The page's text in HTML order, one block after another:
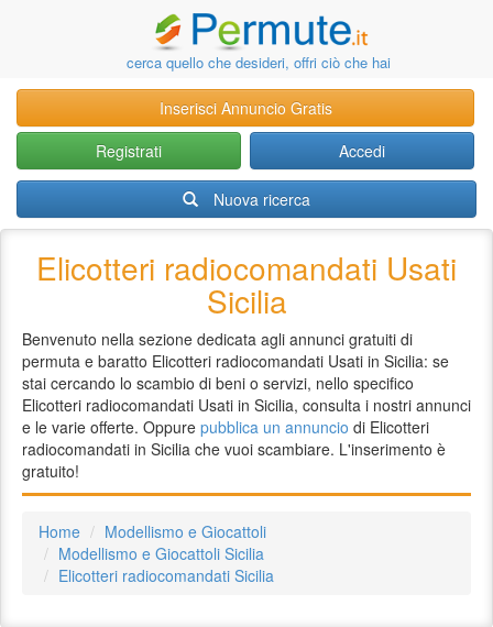
cerca quello che desideri, offri ciò che hai
Inserisci Annuncio Gratis
Registrati
Accedi
Nuova ricerca
Elicotteri radiocomandati Usati
Sicilia
Benvenuto nella sezione dedicata agli annunci gratuiti di
permuta e baratto Elicotteri radiocomandati Usati in Sicilia: se
stai cercando lo scambio di beni o servizi, nello specifico
Elicotteri radiocomandati Usati in Sicilia, consulta i nostri annunci
e le varie offerte. Oppure pubblica un annuncio di Elicotteri
radiocomandati in Sicilia che vuoi scambiare. L'inserimento è
gratuito!
Home
Modellismo e Giocattoli
Modellismo e Giocattoli Sicilia
Elicotteri radiocomandati Sicilia